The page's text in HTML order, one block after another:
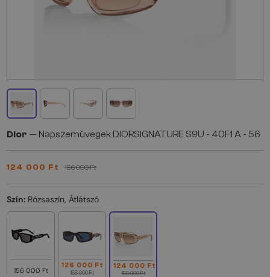
Dior — Napszemüvegek DIORSIGNATURE S9U - 40F1 A - 56
124 000 Ft 156 000 Ft
Szín: Rózsaszín, Átlátszó
156 000 Ft
126 000 Ft
156 000 Ft
124 000 Ft
156 000 Ft